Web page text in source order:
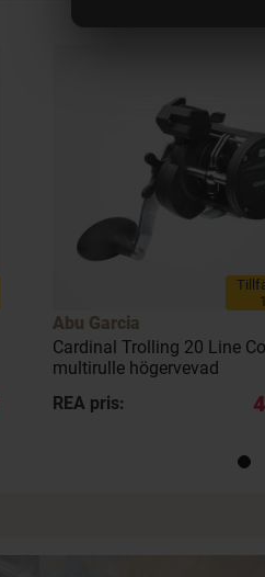
Abu Garcia
Cardinal Trolling 20 Line
multirulle högervevad
REA pris: